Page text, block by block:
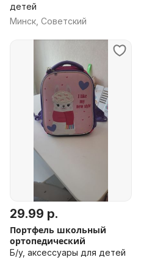
детей
Минск, Советский
29.99 р.
Портфель школьный
ортопедический
Б/у, аксессуары для детей